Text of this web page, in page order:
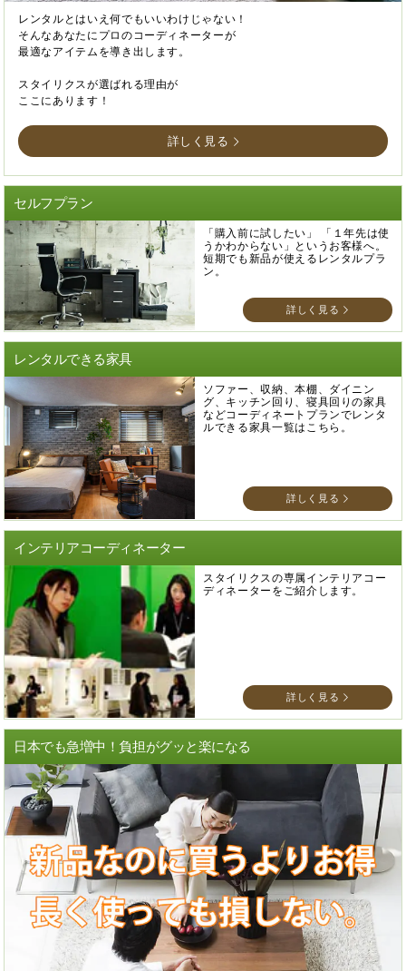
レンタルとはいえ何でもいいわけじゃない！
そんなあなたにプロのコーディネーターが
最適なアイテムを導き出します。
スタイリクスが選ばれる理由が
ここにあります！
詳しく見る
セルフプラン
「購入前に試したい」 「１年先は使
うかわからない」というお客様へ。
短期でも新品が使えるレンタルプラ
ン。
詳しく見る
レンタルできる家具
ソファー、収納、本棚、ダイニン
グ、キッチン回り、寝具回りの家具
などコーディネートプランでレンタ
ルできる家具一覧はこちら。
詳しく見る
インテリアコーディネーター
スタイリクスの専属インテリアコー
ディネーターをご紹介します。
詳しく見る
日本でも急増中！負担がグッと楽になる